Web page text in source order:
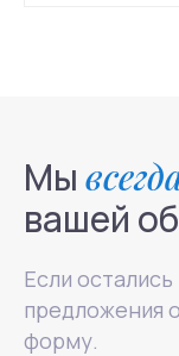
Мы
вашей
Если
предложения
форму.